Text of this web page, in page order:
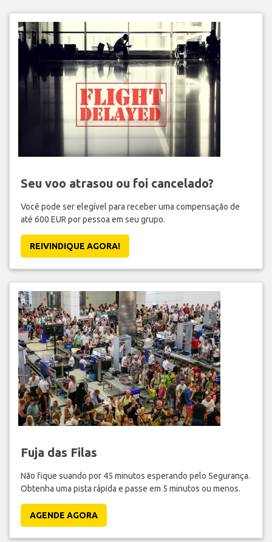
Seu voo atrasou ou foi cancelado?
Você pode ser elegível para receber uma compensação de
até 600 EUR por pessoa em seu grupo.
REIVINDIQUE AGORA!
Fuja das Filas
Não fique suando por 45 minutos esperando pelo Segurança.
Obtenha uma pista rápida e passe em 5 minutos ou menos.
AGENDE AGORA